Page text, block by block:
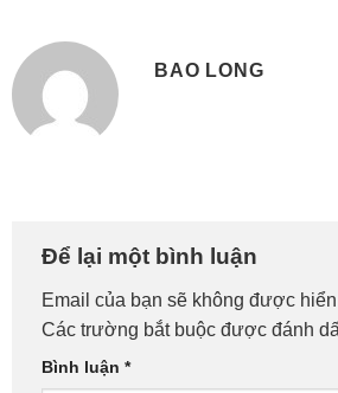
BAO LONG
Để lại một bình luận
Email của bạn sẽ không được
Các trường bắt buộc được đánh
Bình luận *